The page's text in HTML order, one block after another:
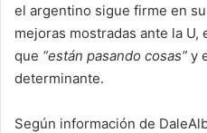
el argentino sigue firme en
mejoras mostradas ante la
que “están pasando cosas” y
determinante.
Según información de